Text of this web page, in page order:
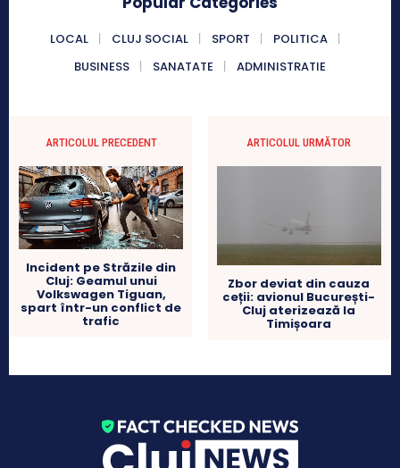
LOCAL CLUJ SOCIAL SPORT
POLITICA
BUSINESS
SANATATE ADMINISTRATIE
ARTICOLUL PRECEDENT
Incident pe Străzile din
Cluj: Geamul unui
Volkswagen Tiguan,
spart într-un conflict de
trafic
ARTICOLUL URMĂTOR
Zbor deviat din cauza
ceții: avionul București-
Cluj aterizează la
Timișoara